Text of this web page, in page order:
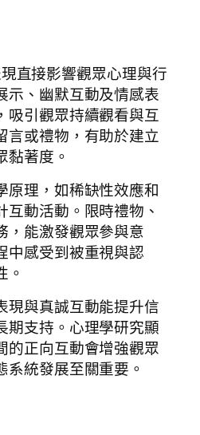
直接影響觀眾心理與行
示、幽默互動及情感表
吸引觀眾持續觀看與互
言或禮物，有助於建立
黏著度。
原理，如稀缺性效應和
動活動。限時禮物、
，能激發觀眾參與意
中感受到被重視與認
。
現與真誠互動能提升信
期支持。心理學研究顯
的正向互動會增強觀眾
系統發展至關重要。